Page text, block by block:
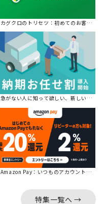
カグクロのトリセツ：初めてのお客様はこちら。
急がない人に知って欲しい、新しい割引を始めました。
Amazon Pay：いつものアカウントで簡単に決済可能。
特集一覧へ →